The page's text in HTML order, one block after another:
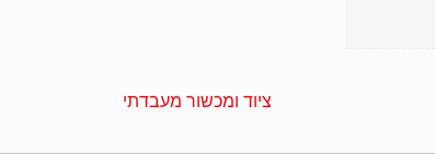
ציוד ומכשור מעבדתי